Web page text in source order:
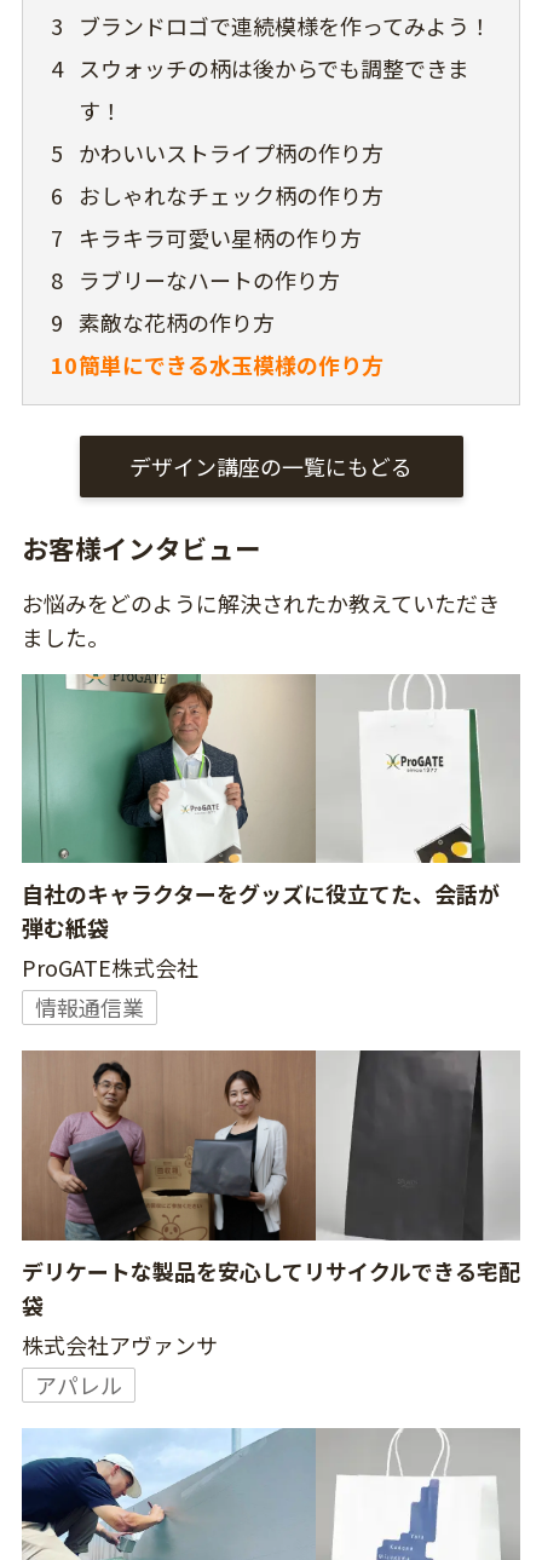
3
ブランドロゴで連続模様を作ってみよう！
4
スウォッチの柄は後からでも調整できま
す！
5 かわいいストライプ柄の作り方
6
おしゃれなチェック柄の作り方
7
キラキラ可愛い星柄の作り方
8 ラブリーなハートの作り方
9 素敵な花柄の作り方
10簡単にできる水玉模様の作り方
デザイン講座の一覧にもどる
お客様インタビュー
お悩みをどのように解決されたか教えていただき
ました。
自社のキャラクターをグッズに役立てた、会話が
弾む紙袋
ProGATE株式会社
情報通信業
デリケートな製品を安心してリサイクルできる宅配
袋
株式会社アヴァンサ
アパレル